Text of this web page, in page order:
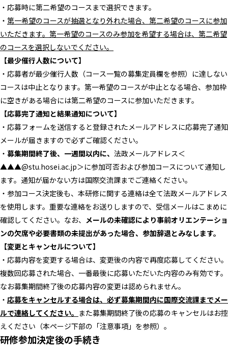
・応募時に第二希望のコースまで選択できます。
・ 第一希望のコースが抽選となり外れた場合、第二希望のコースに参加
いただきます。第一希望のコースのみ参加を希望する場合は、第二希望
のコースを選択しないでください。
【最少催行人数について】
・応募者が最少催行人数（コース一覧の募集定員欄を参照）に達しない
コースは中止となります。第一希望のコースが中止となる場合、参加枠
に空きがある場合には第二希望のコースに参加いただきます。
【応募完了通知と結果通知について】
・応募フォームを送信すると登録されたメールアドレスに応募完了通知
メールが届きますので必ずご確認ください。
・ 募集期間終了後、一週間以内に、 法政メールアドレス＜
▲▲▲@stu.hosei.ac.jp＞に参加可否および参加コースについて通知し
ます。通知が届かない方は国際交流課までご連絡ください。
・参加コース決定後も、本研修に関する連絡は全て法政メールアドレス
を使用します。重要な連絡をお送りしますので、受信メールはこまめに
確認してください。なお、 メールの未確認により事前オリエンテーショ
ンの欠席や必要書類の未提出があった場合、参加辞退とみなします。
【変更とキャンセルについて】
・応募内容を変更する場合は、変更後の内容で再度応募してください。
複数回応募された場合、一番最後に応募いただいた内容のみ有効です。
なお募集期間終了後の応募内容の変更は認められません。
・ 応募をキャンセルする場合は、必ず募集期間内に国際交流課までメー
ルで連絡してください。 また募集期間終了後の応募のキャンセルはお控
えください（本ページ下部の「注意事項」を参照）。
研修参加決定後の手続き